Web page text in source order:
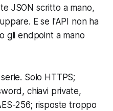
JSON scritto a mano,
E se l'API non ha
gli endpoint a mano
Solo HTTPS;
chiavi private,
256; risposte troppo